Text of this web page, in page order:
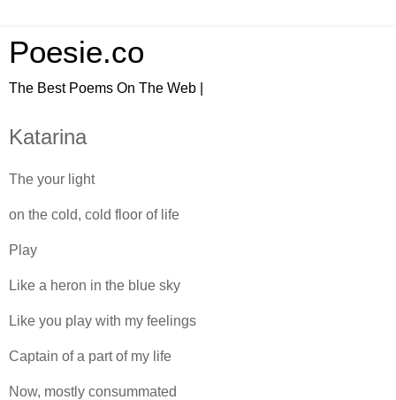
Poesie.co
The Best Poems On The Web |
Katarina
The your light
on the cold, cold floor of life
Play
Like a heron in the blue sky
Like you play with my feelings
Captain of a part of my life
Now, mostly consummated